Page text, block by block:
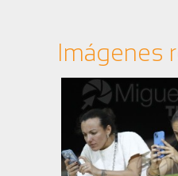
Imágenes